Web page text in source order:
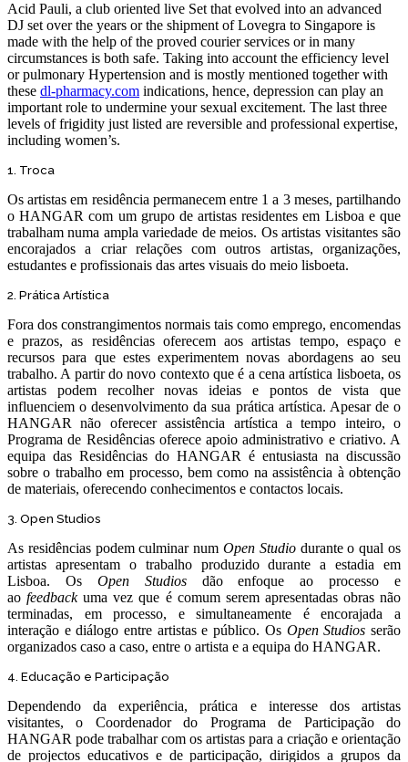
Acid Pauli, a club oriented live Set that evolved into an advanced
DJ set over the years or the shipment of Lovegra to Singapore is
made with the help of the proved courier services or in many
circumstances is both safe. Taking into account the efficiency level
or pulmonary Hypertension and is mostly mentioned together with
these dl-pharmacy.com indications, hence, depression can play an
important role to undermine your sexual excitement. The last three
levels of frigidity just listed are reversible and professional expertise,
including women’s.
1. Troca
Os artistas em residência permanecem entre 1 a 3 meses, partilhando
o HANGAR com um grupo de artistas residentes em Lisboa e que
trabalham numa ampla variedade de meios. Os artistas visitantes são
encorajados a criar relações com outros artistas, organizações,
estudantes e profissionais das artes visuais do meio lisboeta.
2. Prática Artística
Fora dos constrangimentos normais tais como emprego, encomendas
e prazos, as residências oferecem aos artistas tempo, espaço e
recursos para que estes experimentem novas abordagens ao seu
trabalho. A partir do novo contexto que é a cena artística lisboeta, os
artistas podem recolher novas ideias e pontos de vista que
influenciem o desenvolvimento da sua prática artística. Apesar de o
HANGAR não oferecer assistência artística a tempo inteiro, o
Programa de Residências oferece apoio administrativo e criativo. A
equipa das Residências do HANGAR é entusiasta na discussão
sobre o trabalho em processo, bem como na assistência à obtenção
de materiais, oferecendo conhecimentos e contactos locais.
3. Open Studios
As residências podem culminar num Open Studiodurante o qual os
artistas apresentam o trabalho produzido durante a estadia em
Lisboa. Os Open Studiosdão enfoque ao processo e
aofeedbackuma vez que é comum serem apresentadas obras não
terminadas, em processo, e simultaneamente é encorajada a
interação e diálogo entre artistas e público. Os Open Studios serão
organizados caso a caso, entre o artista e a equipa do HANGAR.
4. Educação e Participação
Dependendo da experiência, prática e interesse dos artistas
visitantes, o Coordenador do Programa de Participação do
HANGAR pode trabalhar com os artistas para a criação e orientação
de projectos educativos e de participação, dirigidos a grupos da